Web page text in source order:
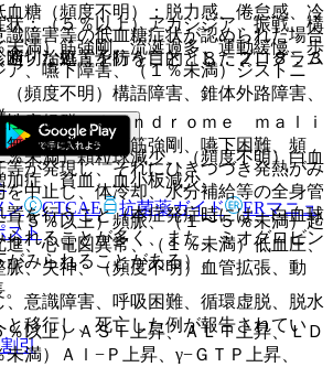
：（５％以上）アカシジア、振戦、構
未満）筋強剛、流涎過多、運動緩慢、歩
、嚥下障害、（１％未満）ジストニ
頻度不明）構語障害、錐体外路障害、
。
未満）顆粒球減少、（頻度不明）白血
症、貧血、血小板減少。
５％以上）頻脈、（１〜５％未満）起
、心電図異常、（１％未満）低血圧、
、失神、（頻度不明）血管拡張、動
以上）ＡＳＴ上昇、ＡＬＴ上昇、ＬＤ
満）Ａｌ−Ｐ上昇、γ−ＧＴＰ上昇、
糖（頻度不明）：脱力感、倦怠感、冷
識障害等の低血糖症状が認められた場合
適切な処置を行うこと〔８．２、８．３
症候群（Ｓｙｎｄｒｏｍｅ ｍａｌｉ
無動緘黙、強度筋強剛、嚥下困難、頻
等が発現し、それにひきつづき発熱がみ
中止し、体冷却、水分補給等の全身管
置を行うこと（本症発症時には、白血球
れることが多く、また、ミオグロビン
みられることがある）。
、意識障害、呼吸困難、循環虚脱、脱水
移行し、死亡した例が報告されてい
・治療・予防を目的としたプログラム
ン CTCAE 抗菌薬ガイド
ERマニュ
スト
引